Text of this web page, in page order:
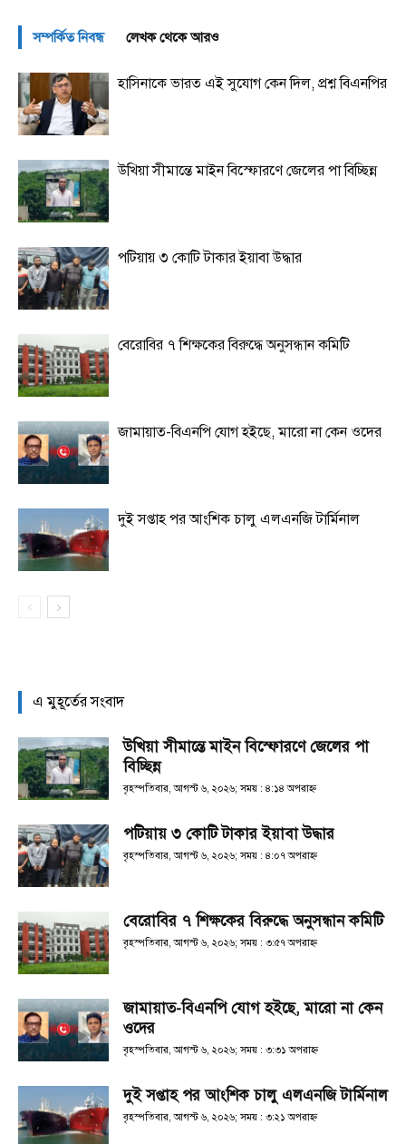
সম্পর্কিত নিবন্ধ লেখক থেকে আরও
হাসিনাকে ভারত এই সুযোগ কেন দিল, প্রশ্ন বিএনপির
উখিয়া সীমান্তে মাইন বিস্ফোরণে জেলের পা বিচ্ছিন্ন
পটিয়ায় ৩ কোটি টাকার ইয়াবা উদ্ধার
বেরোবির ৭ শিক্ষকের বিরুদ্ধে অনুসন্ধান কমিটি
জামায়াত-বিএনপি যোগ হইছে, মারো না কেন ওদের
দুই সপ্তাহ পর আংশিক চালু এলএনজি টার্মিনাল
এ মুহূর্তের সংবাদ
উখিয়া সীমান্তে মাইন বিস্ফোরণে জেলের পা
বিচ্ছিন্ন
বৃহস্পতিবার, আগস্ট ৬, ২০২৬; সময় : ৪:১৪ অপরাহ্ণ
পটিয়ায় ৩ কোটি টাকার ইয়াবা উদ্ধার
বৃহস্পতিবার, আগস্ট ৬, ২০২৬; সময় : ৪:০৭ অপরাহ্ণ
বেরোবির ৭ শিক্ষকের বিরুদ্ধে অনুসন্ধান কমিটি
বৃহস্পতিবার, আগস্ট ৬, ২০২৬; সময় : ৩:৫৭ অপরাহ্ণ
জামায়াত-বিএনপি যোগ হইছে, মারো না কেন
ওদের
বৃহস্পতিবার, আগস্ট ৬, ২০২৬; সময় : ৩:৩১ অপরাহ্ণ
দুই সপ্তাহ পর আংশিক চালু এলএনজি টার্মিনাল
বৃহস্পতিবার, আগস্ট ৬, ২০২৬; সময় : ৩:২১ অপরাহ্ণ